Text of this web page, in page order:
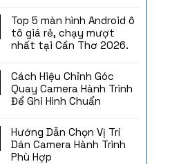
Top 5 màn hình Android ô
tô giá rẻ, chạy mượt
nhất tại Cần Thơ 2026.
Cách Hiệu Chỉnh Góc
Quay Camera Hành Trình
Để Ghi Hình Chuẩn
Hướng Dẫn Chọn Vị Trí
Dán Camera Hành Trình
Phù Hợp